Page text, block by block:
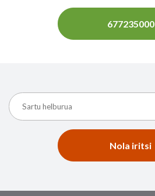
677235000
Nola iritsi